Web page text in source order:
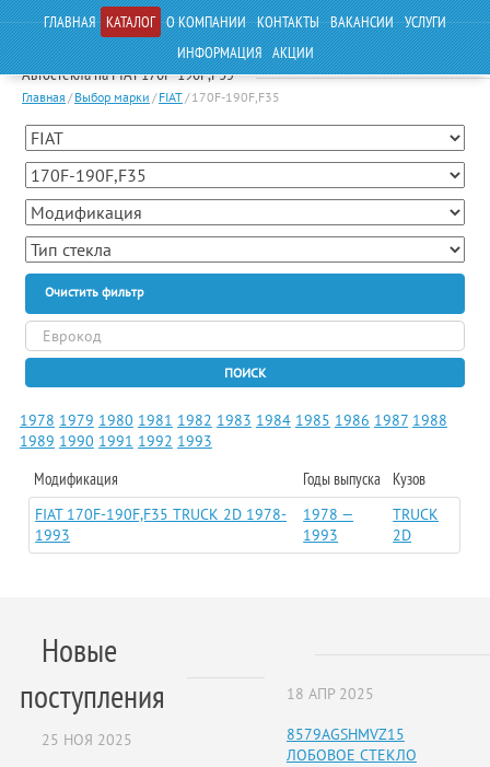
ГЛАВНАЯ КАТАЛОГ О КОМПАНИИ КОНТАКТЫ ВАКАНСИИ УСЛУГИ
ИНФОРМАЦИЯ АКЦИИ
Автостекла на FIAT 170F-190F,F35
Главная / Выбор марки / FIAT/ 170F-190F,F35
Очистить фильтр
ПОИСК
1978 1979 1980 1981 1982 1983 1984 1985 1986 1987 1988
1989 1990 1991 1992 1993
Модификация Годы выпуска Кузов
FIAT 170F-190F,F35 TRUCK 2D 1978-
1993
1978 —
1993
TRUCK
2D
Новые
поступления
25 НОЯ 2025
18 АПР 2025
8579AGSHMVZ15
ЛОБОВОЕ СТЕКЛО